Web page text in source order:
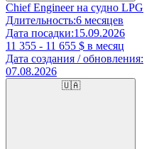
Chief Engineer на судно LPG
Длительность:6 месяцев
Дата посадки:15.09.2026
11 355 - 11 655 $ в месяц
Дата создания / обновления:
07.08.2026
🇺🇦